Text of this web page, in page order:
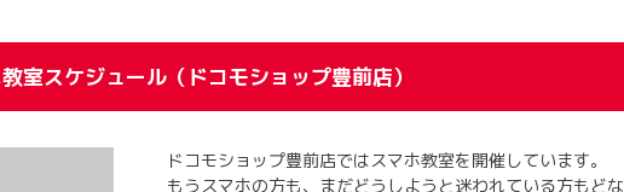
室スケジュール（ドコモショップ豊前店）
ドコモショップ豊前店ではスマホ教室を開催しています。
もうスマホの方も、まだどうしようと迷われている方もど